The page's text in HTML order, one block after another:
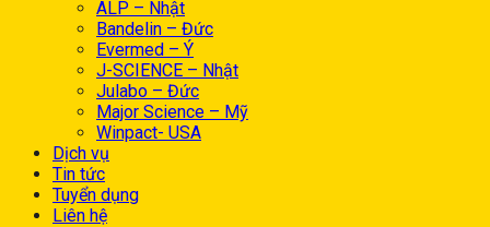
ALP – Nhật
Bandelin – Đức
Evermed – Ý
J-SCIENCE – Nhật
Julabo – Đức
Major Science – Mỹ
Winpact- USA
Dịch vụ
Tin tức
Tuyển dụng
Liên hệ